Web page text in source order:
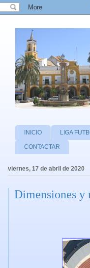
INICIO LIGA
CONTACTAR
viernes, 17 de abril de 2020
Dimensiones y